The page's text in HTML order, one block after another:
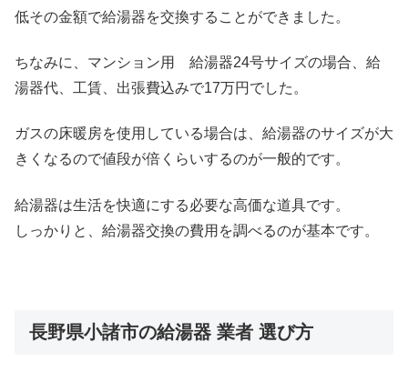
低その金額で給湯器を交換することができました。
ちなみに、マンション用 給湯器24号サイズの場合、給
湯器代、工賃、出張費込みで17万円でした。
ガスの床暖房を使用している場合は、給湯器のサイズが大
きくなるので値段が倍くらいするのが一般的です。
給湯器は生活を快適にする必要な高価な道具です。
しっかりと、給湯器交換の費用を調べるのが基本です。
長野県小諸市の給湯器 業者 選び方